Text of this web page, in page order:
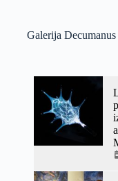
Galerija Decumanus